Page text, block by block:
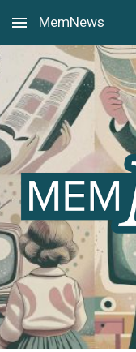
Skip to main content
MemNews